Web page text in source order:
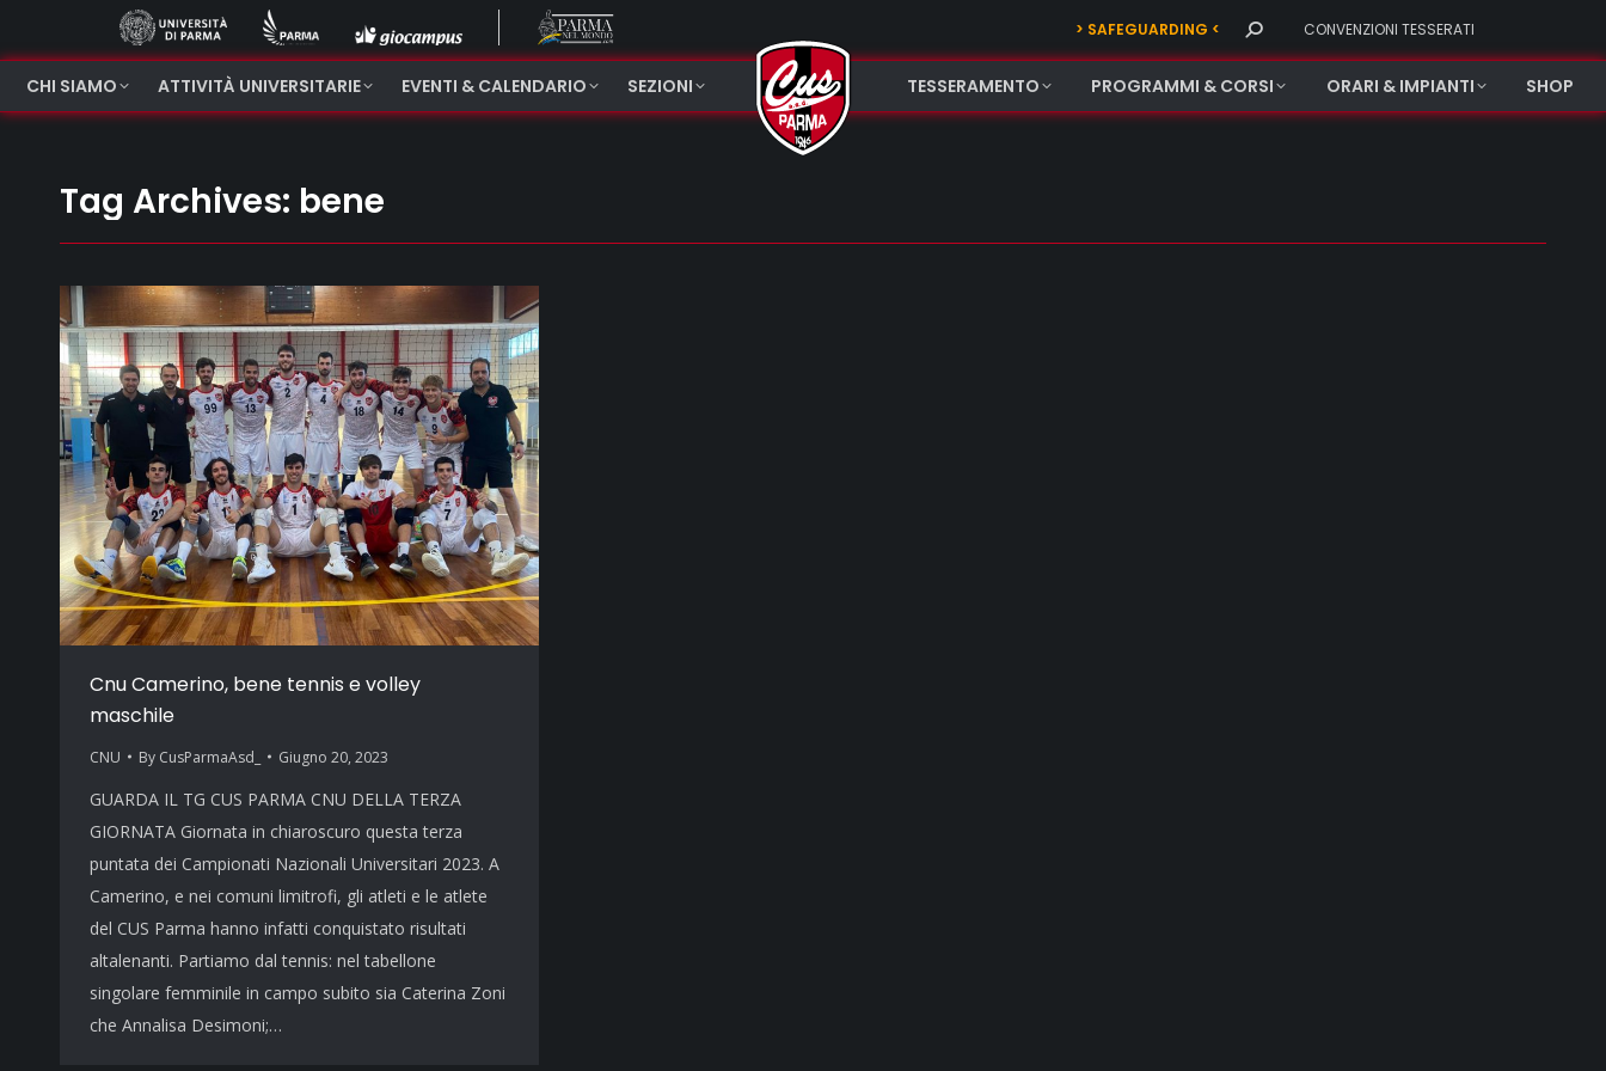
> SAFEGUARDING < Search: CONVENZIONI TESSERATI
CHI SIAMO ATTIVITÀ UNIVERSITARIE EVENTI & CALENDARIO SEZIONI TESSERAMENTO PROGRAMMI & CORSI ORARI & IMPIANTI SHOP
Tag Archives: bene
Cnu Camerino, bene tennis e volley
maschile
CNU By CusParmaAsd_ Giugno 20, 2023
GUARDA IL TG CUS PARMA CNU DELLA TERZA
GIORNATA Giornata in chiaroscuro questa terza
puntata dei Campionati Nazionali Universitari 2023. A
Camerino, e nei comuni limitrofi, gli atleti e le atlete
del CUS Parma hanno infatti conquistato risultati
altalenanti. Partiamo dal tennis: nel tabellone
singolare femminile in campo subito sia Caterina Zoni
che Annalisa Desimoni;…